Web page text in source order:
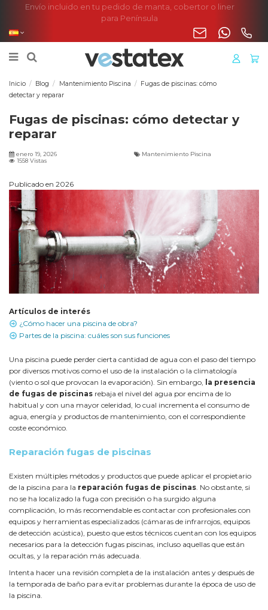
Envío incluido en tu pedido de manta, cobertor o liner
para Península
Inicio Blog Mantenimiento Piscina
Fugas de piscinas: cómo
detectar y reparar
Fugas de piscinas: cómo detectar y
reparar
enero 19, 2026
Mantenimiento Piscina
1558 Vistas
Publicado en 2026
Artículos de interés
¿Cómo hacer una piscina de obra?
Partes de la piscina: cuáles son sus funciones
Una piscina puede perder cierta cantidad de agua con el paso del tiempo
por diversos motivos como el uso de la instalación o la climatología
(viento o sol que provocan la evaporación). Sin embargo, la presencia
de fugas de piscinas rebaja el nivel del agua por encima de lo
habitual y con una mayor celeridad, lo cual incrementa el consumo de
agua, energía y productos de mantenimiento, con el correspondiente
coste económico.
Reparación fugas de piscinas
Existen múltiples métodos y productos que puede aplicar el propietario
de la piscina para la reparación fugas de piscinas . No obstante, si
no se ha localizado la fuga con precisión o ha surgido alguna
complicación, lo más recomendable es contactar con profesionales con
equipos y herramientas especializados (cámaras de infrarrojos, equipos
de detección acústica), puesto que estos técnicos cuentan con los equipos
necesarios para la detección fugas piscinas, incluso aquellas que están
ocultas, y la reparación más adecuada.
Intenta hacer una revisión completa de la instalación antes y después de
la temporada de baño para evitar problemas durante la época de uso de
la piscina.